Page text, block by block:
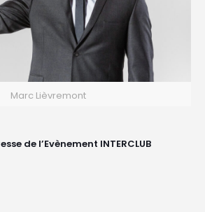
Marc Lièvremont
de l’Evènement INTERCLUB